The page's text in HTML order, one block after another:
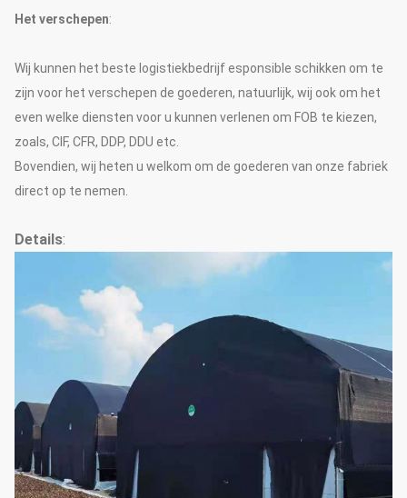
Het verschepen:
Wij kunnen het beste logistiekbedrijf esponsible schikken om te
zijn voor het verschepen de goederen, natuurlijk, wij ook om het
even welke diensten voor u kunnen verlenen om FOB te kiezen,
zoals, CIF, CFR, DDP, DDU etc.
Bovendien, wij heten u welkom om de goederen van onze fabriek
direct op te nemen.
Details: